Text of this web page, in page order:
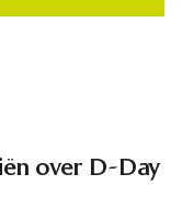
over D-Day